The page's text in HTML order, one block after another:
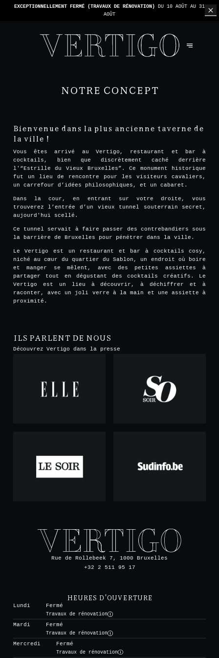
EXCEPTIONNELLEMENT FERMÉ (TRAVAUX DE RÉNOVATION) DU 10 AOÛT AU 31
AOÛT
NOTRE CONCEPT
Bienvenue dans la plus ancienne taverne de
la ville !
Vous êtes arrivé au Vertigo, restaurant et bar à
cocktails, bien que discrètement caché derrière
l'“Estrille du Vieux Bruxelles”. Ce monument historique
fut un lieu de rencontre pour les visiteurs cavaliers,
un carrefour d’idées philosophiques, et un cabaret.
Dans la cour, en entrant sur votre droite, vous
trouverez l’entrée d’un vieux tunnel souterrain secret,
aujourd'hui scellé.
Ce tunnel servait à faire passer des contrebandiers sous
la barrière de Bruxelles pour pénétrer dans la ville.
Le Vertigo est un restaurant et bar à cocktails cosy,
niché au cœur du quartier du Sablon, un endroit où boire
et manger se mêlent, avec des petites assiettes à
partager tout en dégustant des cocktails créatifs. Le
Vertigo est un lieu à découvrir, à déchiffrer et à
raconter, avec un joli verre à la main et une assiette à
proximité.
ILS PARLENT DE NOUS
Découvrez Vertigo dans la presse
Rue de Rollebeek 7, 1000 Bruxelles
+32 2 511 95 17
HEURES D'OUVERTURE
Lundi
Fermé
Travaux de rénovation
Mardi
Fermé
Travaux de rénovation
Mercredi
Fermé
Travaux de rénovation